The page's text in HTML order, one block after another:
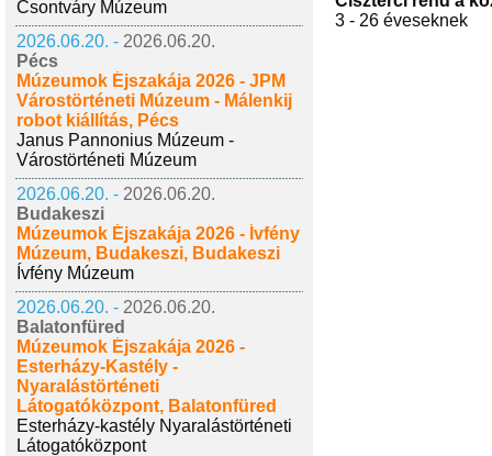
Csontváry Múzeum
2026.06.20. - 2026.06.20.
Pécs
Múzeumok Éjszakája 2026 - JPM
Várostörténeti Múzeum - Málenkij
robot kiállítás, Pécs
Janus Pannonius Múzeum -
Várostörténeti Múzeum
2026.06.20. - 2026.06.20.
Budakeszi
Múzeumok Éjszakája 2026 - Ívfény
Múzeum, Budakeszi, Budakeszi
Ívfény Múzeum
2026.06.20. - 2026.06.20.
Balatonfüred
Múzeumok Éjszakája 2026 -
Esterházy-Kastély -
Nyaralástörténeti
Látogatóközpont, Balatonfüred
Esterházy-kastély Nyaralástörténeti
Látogatóközpont
3 - 26 éveseknek